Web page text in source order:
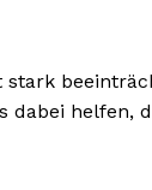
helfen,